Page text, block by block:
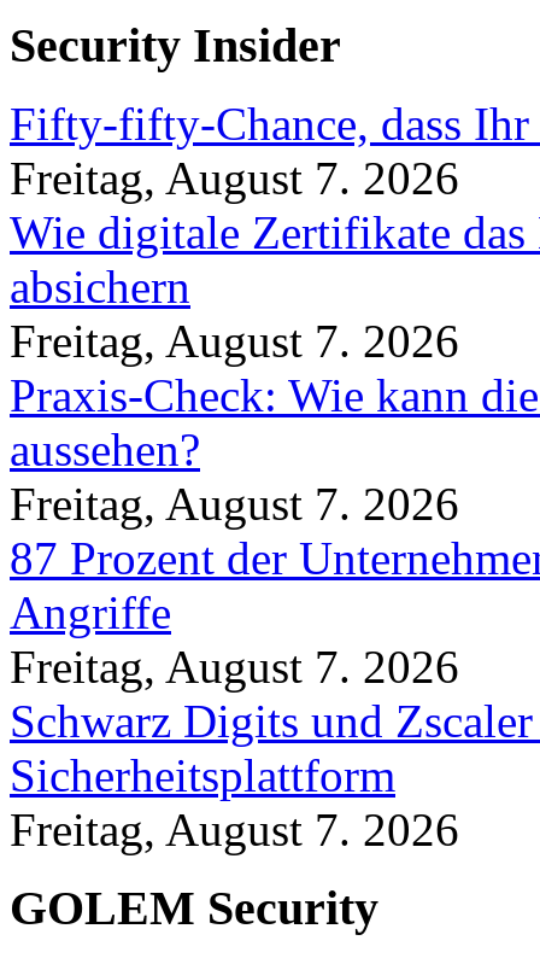
Security Insider
Fifty-fifty-Chance, dass
Freitag, August 7. 2026
Wie digitale Zertifikate
absichern
Freitag, August 7. 2026
Praxis-Check: Wie kann
aussehen?
Freitag, August 7. 2026
87 Prozent der
Angriffe
Freitag, August 7. 2026
Schwarz Digits und
Sicherheitsplattform
Freitag, August 7. 2026
GOLEM Security